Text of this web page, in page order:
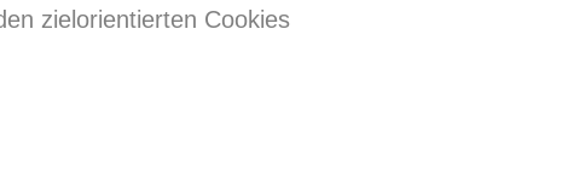
zielorientierten Cookies